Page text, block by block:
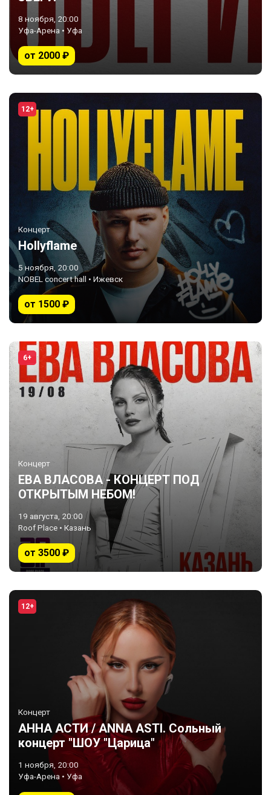
8 ноября, 20:00
Уфа-Арена • Уфа
от 2000 ₽
12+
Концерт
Hollyflame
5 ноября, 20:00
NOBEL concert hall • Ижевск
от 1500 ₽
6+
Концерт
ЕВА ВЛАСОВА - КОНЦЕРТ ПОД
ОТКРЫТЫМ НЕБОМ!
19 августа, 20:00
Roof Place • Казань
от 3500 ₽
12+
Концерт
АННА АСТИ / ANNA ASTI. Сольный
концерт "ШОУ "Царица"
1 ноября, 20:00
Уфа-Арена • Уфа